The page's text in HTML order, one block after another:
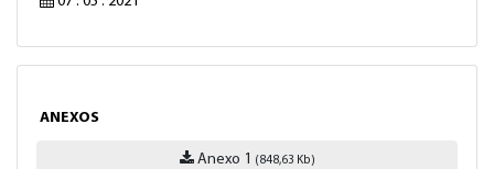
ANEXOS
Anexo 1 (848,63 Kb)